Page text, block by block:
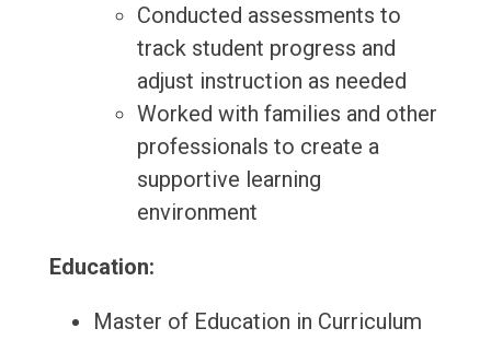
Conducted assessments to
track student progress and
adjust instruction as needed
Worked with families and other
professionals to create a
supportive learning
environment
Education:
Master of Education in Curriculum